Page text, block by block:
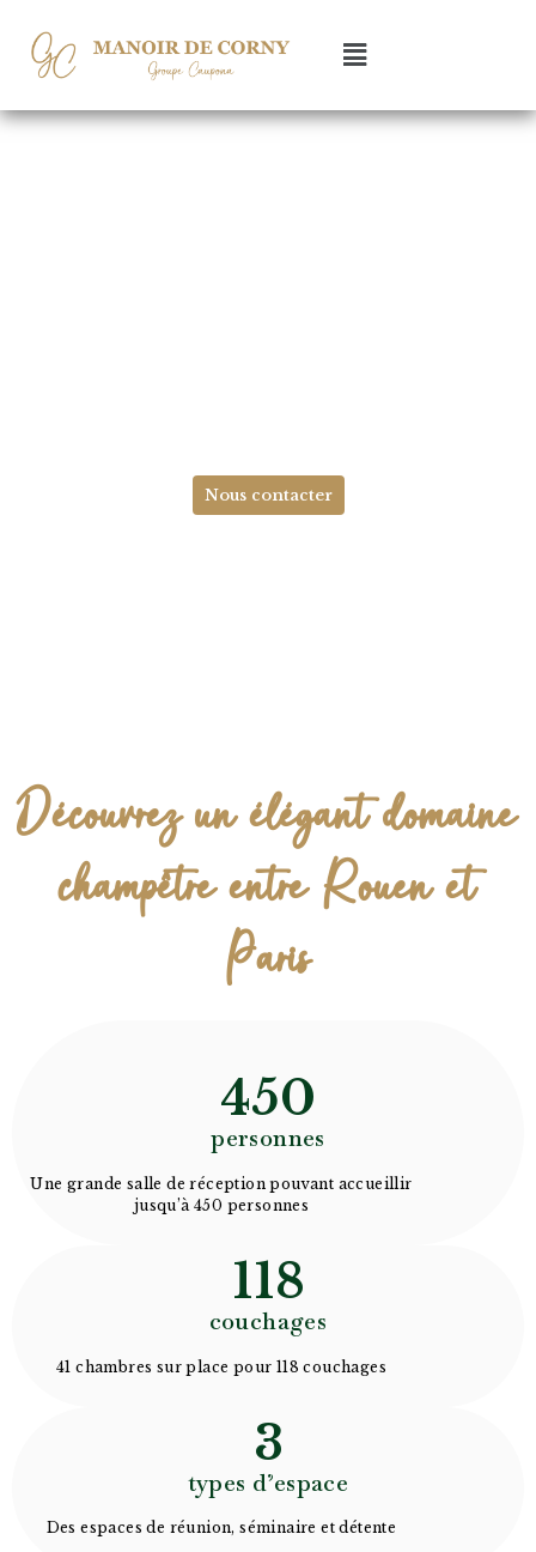
Nous contacter
Découvrez un élégant domaine
champêtre entre Rouen et
Paris
450
personnes
Une grande salle de réception pouvant accueillir
jusqu’à 450 personnes
118
couchages
41 chambres sur place pour 118 couchages
3
types d’espace
Des espaces de réunion, séminaire et détente